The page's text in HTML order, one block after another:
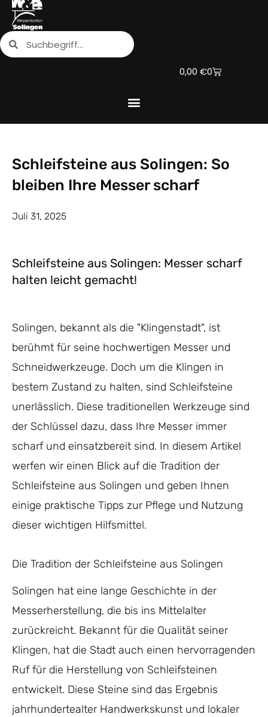
Zum
Inhalt
springen
SucheSuche
0,00 €0
Warenkorb
Schleifsteine aus Solingen: So
bleiben Ihre Messer scharf
Juli 31, 2025
Schleifsteine aus Solingen: Messer scharf
halten leicht gemacht!
Solingen, bekannt als die "Klingenstadt", ist
berühmt für seine hochwertigen Messer und
Schneidwerkzeuge. Doch um die Klingen in
bestem Zustand zu halten, sind Schleifsteine
unerlässlich. Diese traditionellen Werkzeuge sind
der Schlüssel dazu, dass Ihre Messer immer
scharf und einsatzbereit sind. In diesem Artikel
werfen wir einen Blick auf die Tradition der
Schleifsteine aus Solingen und geben Ihnen
einige praktische Tipps zur Pflege und Nutzung
dieser wichtigen Hilfsmittel.
Die Tradition der Schleifsteine aus Solingen
Solingen hat eine lange Geschichte in der
Messerherstellung, die bis ins Mittelalter
zurückreicht. Bekannt für die Qualität seiner
Klingen, hat die Stadt auch einen hervorragenden
Ruf für die Herstellung von Schleifsteinen
entwickelt. Diese Steine sind das Ergebnis
jahrhundertealter Handwerkskunst und lokaler